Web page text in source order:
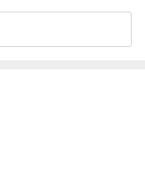
보는 사람이 너무나 드물
개 교사라고 즐겨 부르는
쓰면서도 의도적으로 고
가진 개를 만든다.